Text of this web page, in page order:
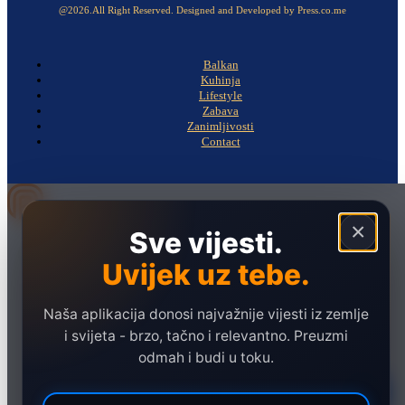
@2026.All Right Reserved. Designed and Developed by Press.co.me
Balkan
Kuhinja
Lifestyle
Zabava
Zanimljivosti
Contact
×
Sve vijesti.
Uvijek uz tebe.
Naša aplikacija donosi najvažnije vijesti iz zemlje
i svijeta - brzo, tačno i relevantno. Preuzmi
odmah i budi u toku.
Hronika